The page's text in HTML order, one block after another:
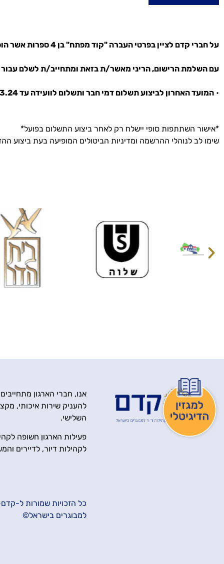
על חברי קדם לציין בפרטי העברה "קוד מפתח" בן 4 ספרות אשר הופיע על חשבונית תשלום דמי החברות בארגון, חבר קדם שטרם קיבל את הקוד יכול לשלוח וואטסאפ למספר 055-6604988
עם השלמת הרישום, הריני מאשר/ת בזאת ומתחייב/ת לשלם
• המועד האחרון לביצוע תשלום דמי חבר ותשלום לוועידה עד 1.3.24, לאחר מועד זה התשלום לוועידה יהיה בתעריף "אורחים".
*אישור השתתפות סופי יישלח רק לאחר ביצוע התשלום בפועל*
שימו לב לנוהלי ההרשמה ומדיניות הביטולים המופיעה בעת ביצוע
אנו, חברי הארגון
להעניק שירות איכותי,
השלישי.
פעילות הארגון חשופה
לקהילות דיור, לדיירים
כל הזכויות שמורות ל-
למבוגרים בישראל©